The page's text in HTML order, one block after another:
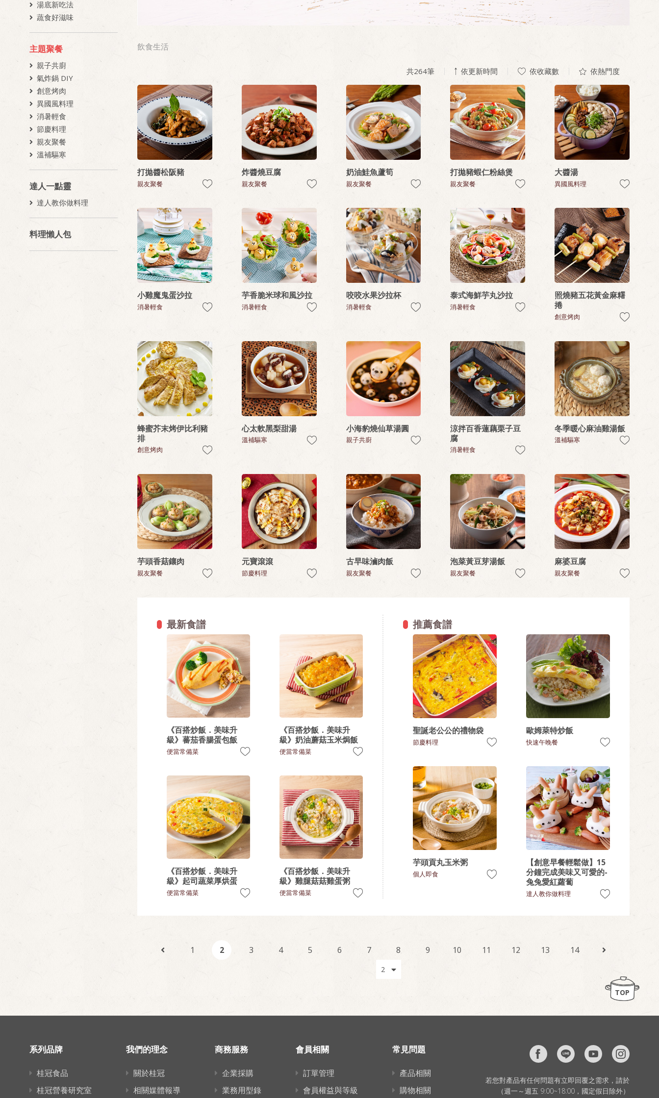
湯底新吃法
蔬食好滋味
主題聚餐
親子共廚
氣炸鍋 DIY
創意烤肉
異國風料理
消暑輕食
節慶料理
親友聚餐
溫補驅寒
達人一點靈
達人教你做料理
料理懶人包
飲食生活
共264筆 依更新時間 依收藏數 依熱門度
打拋醬松阪豬
親友聚餐
炸醬燒豆腐
親友聚餐
奶油鮭魚蘆筍
親友聚餐
打拋豬蝦仁粉絲煲
親友聚餐
大醬湯
異國風料理
小雞魔鬼蛋沙拉
消暑輕食
芋香脆米球和風沙拉
消暑輕食
咬咬水果沙拉杯
消暑輕食
泰式海鮮芋丸沙拉
消暑輕食
照燒豬五花黃金麻糬
捲
創意烤肉
蜂蜜芥末烤伊比利豬
排
創意烤肉
心太軟黑梨甜湯
溫補驅寒
小海豹燒仙草湯圓
親子共廚
涼拌百香蓮藕栗子豆
腐
消暑輕食
冬季暖心麻油雞湯飯
溫補驅寒
芋頭香菇鑲肉
親友聚餐
元寶滾滾
節慶料理
古早味滷肉飯
親友聚餐
泡菜黃豆芽湯飯
親友聚餐
麻婆豆腐
親友聚餐
最新食譜
《百搭炒飯．美味升
級》蕃茄香腸蛋包飯
便當常備菜
《百搭炒飯．美味升
級》奶油蘑菇玉米焗飯
便當常備菜
《百搭炒飯．美味升
級》起司蔬菜厚烘蛋
便當常備菜
《百搭炒飯．美味升
級》雞腿菇菇雞蛋粥
便當常備菜
推薦食譜
聖誕老公公的禮物袋
節慶料理
歐姆萊特炒飯
快速午晚餐
芋頭貢丸玉米粥
個人即食
【創意早餐輕鬆做】15
分鐘完成美味又可愛的-
兔兔愛紅蘿蔔
達人教你做料理
1 2 3 4 5 6 7 8 9 10 11 12 13 14
TOP
系列品牌
桂冠食品
桂冠營養研究室
我們的理念
關於桂冠
相關媒體報導
商務服務
企業採購
業務用型錄
會員相關
訂單管理
會員權益與等級
常見問題
產品相關
購物相關
若您對產品有任何問題有立即回覆之需求，請於
（週一～週五 9:00~18:00，國定假日除外）